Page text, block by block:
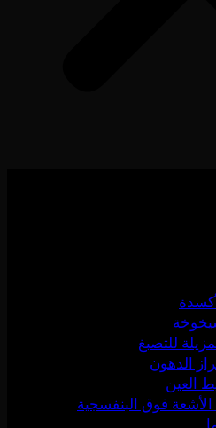
للتصبغ
الدهون
العين
فوق البنفسجية